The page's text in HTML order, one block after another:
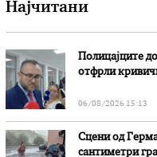
Најчитани
Полицајците
отфрли
06/08/2026 15:13
Сцени од
сантиметри